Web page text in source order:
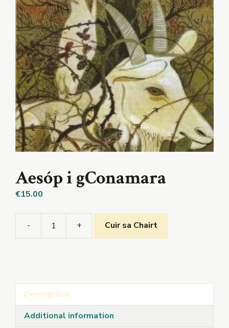
Aesóp i gConamara
€15.00
-
Aesóp
+ Cuir sa Chairt
Description
Additional information